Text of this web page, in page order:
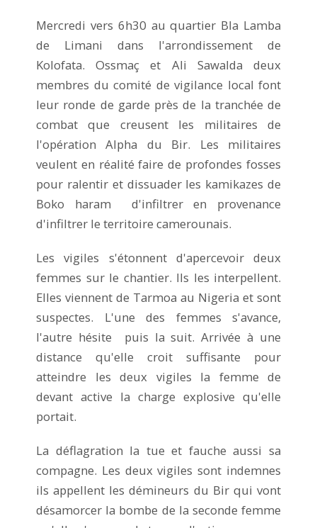
Mercredi vers 6h30 au quartier Bla Lamba
de Limani dans l'arrondissement de
Kolofata. Ossmaç et Ali Sawalda deux
membres du comité de vigilance local font
leur ronde de garde près de la tranchée de
combat que creusent les militaires de
l'opération Alpha du Bir. Les militaires
veulent en réalité faire de profondes fosses
pour ralentir et dissuader les kamikazes de
Boko haram d'infiltrer en provenance
d'infiltrer le territoire camerounais.
Les vigiles s'étonnent d'apercevoir deux
femmes sur le chantier. Ils les interpellent.
Elles viennent de Tarmoa au Nigeria et sont
suspectes. L'une des femmes s'avance,
l'autre hésite puis la suit. Arrivée à une
distance qu'elle croit suffisante pour
atteindre les deux vigiles la femme de
devant active la charge explosive qu'elle
portait.
La déflagration la tue et fauche aussi sa
compagne. Les deux vigiles sont indemnes
ils appellent les démineurs du Bir qui vont
désamorcer la bombe de la seconde femme